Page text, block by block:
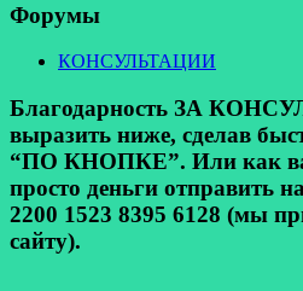
Форумы
КОНСУЛЬТАЦИИ
Благодарность ЗА
выразить ниже, сделав
“ПО КНОПКЕ”. Или как
просто деньги отправить
2200 1523 8395 6128 (мы
сайту).